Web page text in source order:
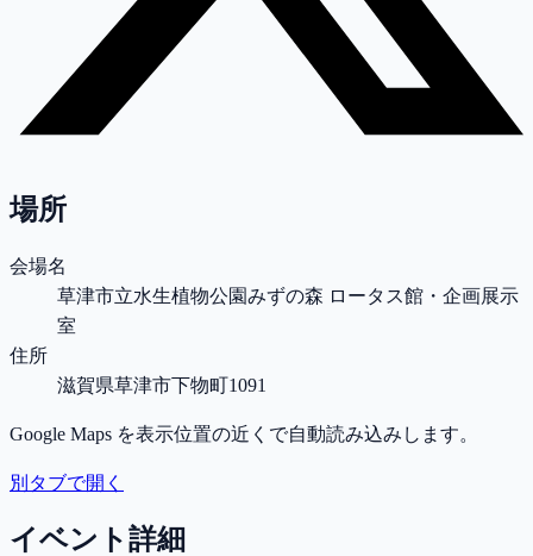
場所
会場名
草津市立水生植物公園みずの森 ロータス館・企画展示
室
住所
滋賀県草津市下物町1091
Google Maps を表示位置の近くで自動読み込みします。
別タブで開く
イベント詳細